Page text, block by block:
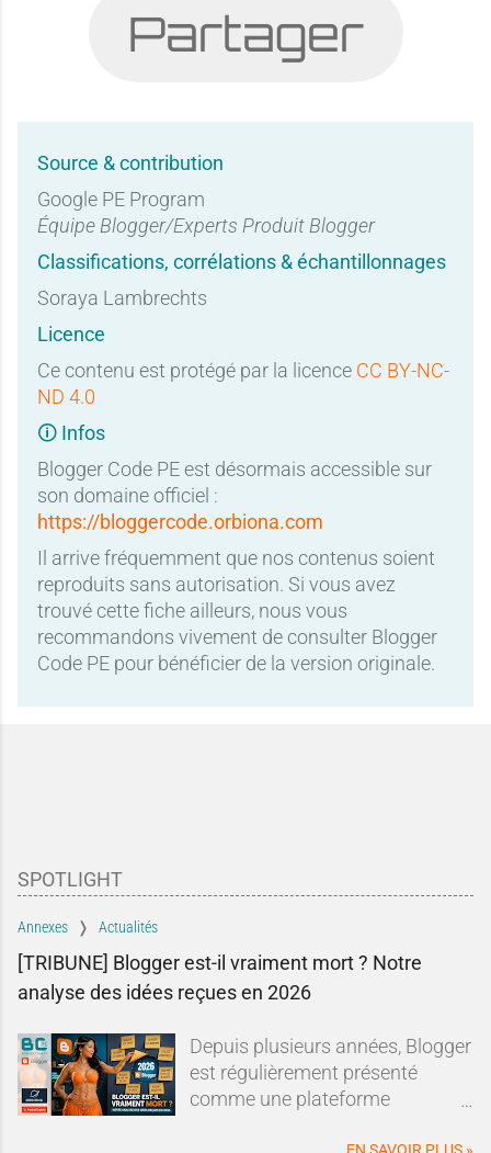
Partager
Source & contribution
Google PE Program
Équipe Blogger/Experts Produit Blogger
Classifications, corrélations & échantillonnages
Soraya Lambrechts
Licence
Ce contenu est protégé par la licence CC BY-NC-
ND 4.0
🛈 Infos
Blogger Code PE est désormais accessible sur
son domaine officiel :
https://bloggercode.orbiona.com
Il arrive fréquemment que nos contenus soient
reproduits sans autorisation. Si vous avez
trouvé cette fiche ailleurs, nous vous
recommandons vivement de consulter Blogger
Code PE pour bénéficier de la version originale.
SPOTLIGHT
Annexes Actualités
[TRIBUNE] Blogger est-il vraiment mort ? Notre
analyse des idées reçues en 2026
Depuis plusieurs années, Blogger
est régulièrement présenté
comme une plateforme